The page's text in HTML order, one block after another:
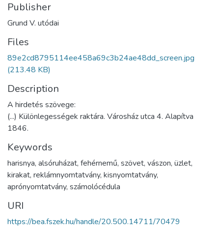
Publisher
Grund V. utódai
Files
89e2cd8795114ee458a69c3b24ae48dd_screen.jpg
(213.48 KB)
Description
A hirdetés szövege:
(...) Különlegességek raktára. Városház utca 4. Alapítva
1846.
Keywords
harisnya, alsóruházat, fehérnemű, szövet, vászon, üzlet,
kirakat, reklámnyomtatvány, kisnyomtatvány,
aprónyomtatvány, számolócédula
URI
https://bea.fszek.hu/handle/20.500.14711/70479